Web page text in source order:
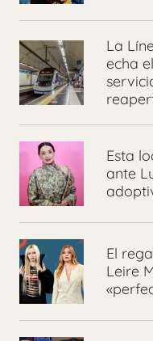
La
echa
Esta
ante
El
Leire